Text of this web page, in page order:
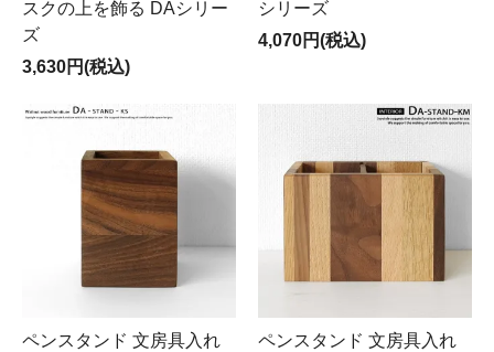
スクの上を飾る DAシリー
ズ
3,630円(税込)
シリーズ
4,070円(税込)
ペンスタンド 文房具入れ
ペンスタンド 文房具入れ